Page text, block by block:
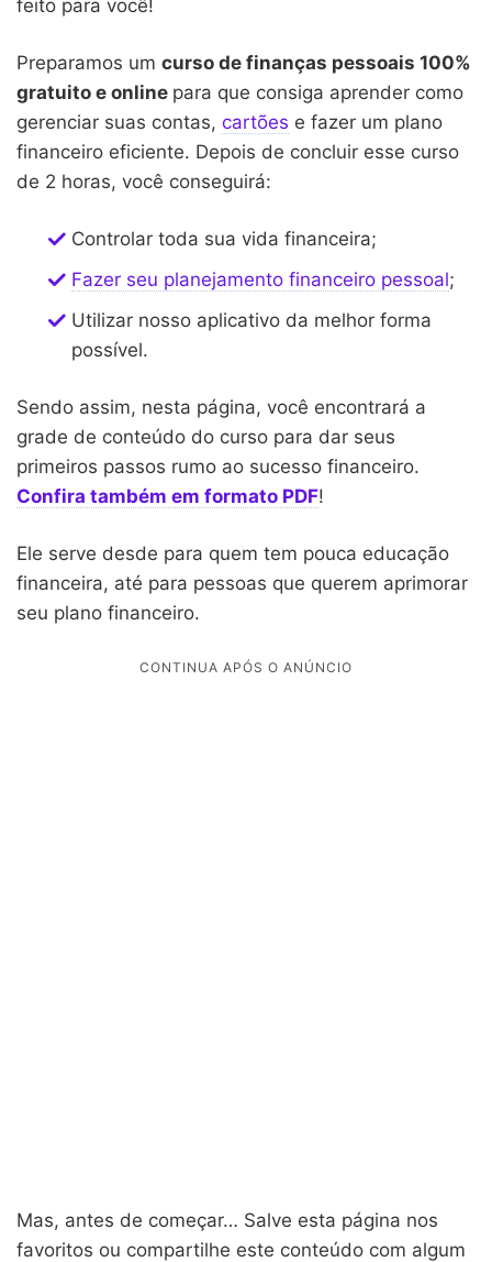
feito para você!
Preparamos um curso de finanças pessoais 100%
gratuito e online para que consiga aprender como
gerenciar suas contas, cartões e fazer um plano
financeiro eficiente. Depois de concluir esse curso
de 2 horas, você conseguirá:
Controlar toda sua vida financeira;
Fazer seu planejamento financeiro pessoal;
Utilizar nosso aplicativo da melhor forma
possível.
Sendo assim, nesta página, você encontrará a
grade de conteúdo do curso para dar seus
primeiros passos rumo ao sucesso financeiro.
Confira também em formato PDF!
Ele serve desde para quem tem pouca educação
financeira, até para pessoas que querem aprimorar
seu plano financeiro.
Mas, antes de começar… Salve esta página nos
favoritos ou compartilhe este conteúdo com algum